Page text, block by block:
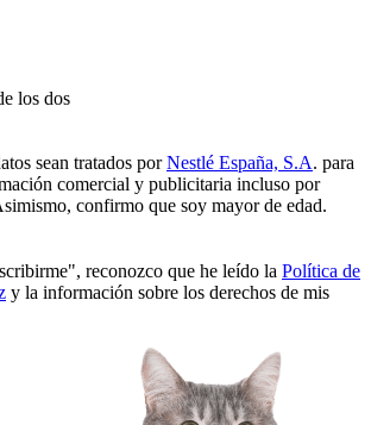
los dos
sean tratados porNestlé España, S.A. para
comercial y publicitaria incluso por
confirmo que soy mayor de edad.
reconozco que he leído la Política de
y la información sobre los derechos de mis